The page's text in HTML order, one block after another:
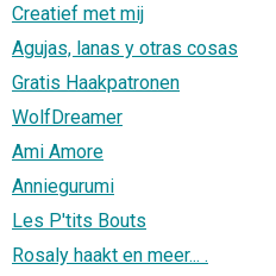
Creatief met mij
Agujas, lanas y otras cosas
Gratis Haakpatronen
WolfDreamer
Ami Amore
Anniegurumi
Les P'tits Bouts
Rosaly haakt en meer... .